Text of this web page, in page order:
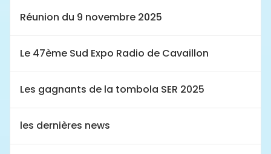
Réunion du 9 novembre 2025
Le 47ème Sud Expo Radio de Cavaillon
Les gagnants de la tombola SER 2025
les dernières news